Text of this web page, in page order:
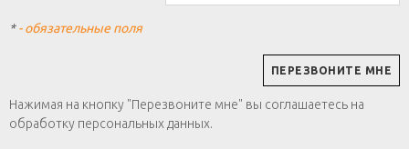
*- обязательные поля
Нажимая на кнопку "Перезвоните мне" вы соглашаетесь на
обработку персональных данных.